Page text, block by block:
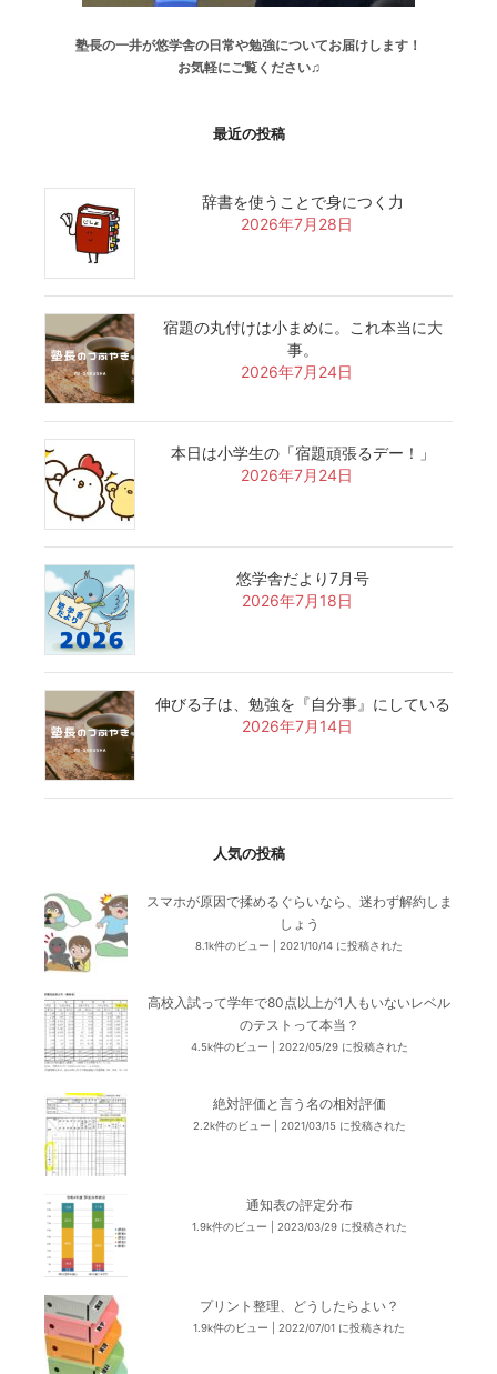
塾長の一井が悠学舎の日常や勉強についてお届けします！
お気軽にご覧ください♫
最近の投稿
辞書を使うことで身につく力
2026年7月28日
宿題の丸付けは小まめに。これ本当に大
事。
2026年7月24日
本日は小学生の「宿題頑張るデー！」
2026年7月24日
悠学舎だより7月号
2026年7月18日
伸びる子は、勉強を『自分事』にしている
2026年7月14日
人気の投稿
スマホが原因で揉めるぐらいなら、迷わず解約しま
しょう
8.1k件のビュー 2021/10/14 に投稿された
高校入試って学年で80点以上が1人もいないレベル
のテストって本当？
4.5k件のビュー 2022/05/29 に投稿された
絶対評価と言う名の相対評価
2.2k件のビュー 2021/03/15 に投稿された
通知表の評定分布
1.9k件のビュー 2023/03/29 に投稿された
プリント整理、どうしたらよい？
1.9k件のビュー 2022/07/01 に投稿された